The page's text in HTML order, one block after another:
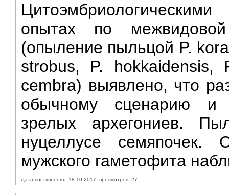
опытах по
(опыление пыльцой P.
strobus, P. hokkaidensis,
cembra) выявлено, что
обычному сценарию и
зрелых архегониев.
нуцеллусе семяпочек.
мужского гаметофита
Дата поступления: 18-10-2017, просмотров: 27